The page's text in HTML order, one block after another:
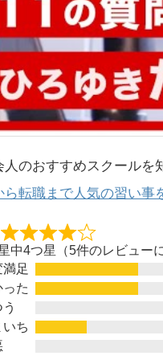
人のおすすめスクールを
ら転職まで人気の習い事
中4つ星（5件のレビュー
満足
った
いち